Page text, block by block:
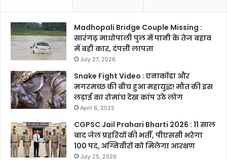
Madhopali Bridge Couple Missing :
सारंगढ़ माधोपाली पुल में पानी के तेज बहाव
में बही कार, दंपत्ती लापता
July 27, 2026
Snake Fight Video : एनाकोंडा और
मगरमच्छ की बीच हुआ महायुद्ध! मौत की इस
लड़ाई का रोमांच देख कांप उठे लोग
April 6, 2025
CGPSC Jail Prahari Bharti 2026 : 11 साल
बाद जेल प्रहरियों की भर्ती, पीएससी भरेगा
100 पद, अग्निवीरों को मिलेगा आरक्षण
July 25, 2026